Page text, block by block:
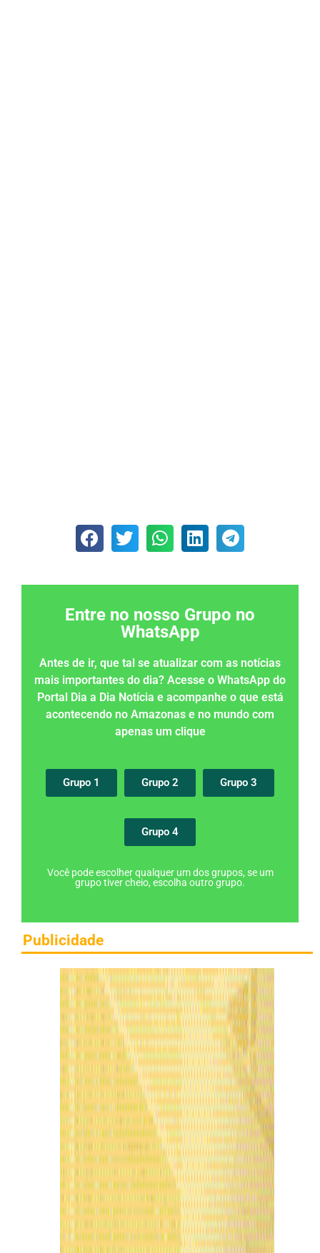
Entre no nosso Grupo no
WhatsApp
Antes de ir, que tal se atualizar com as notícias
mais importantes do dia? Acesse o WhatsApp do
Portal Dia a Dia Notícia e acompanhe o que está
acontecendo no Amazonas e no mundo com
apenas um clique
Grupo 1 Grupo 2 Grupo 3
Grupo 4
Você pode escolher qualquer um dos grupos, se um
grupo tiver cheio, escolha outro grupo.
Publicidade